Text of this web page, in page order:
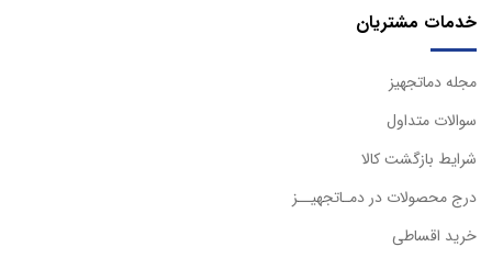
خدمات مشتریان
مجله دماتجهیز
سوالات متداول
شرایط بازگشت کالا
درج محصولات در دمـاتجهیــز
خرید اقساطی